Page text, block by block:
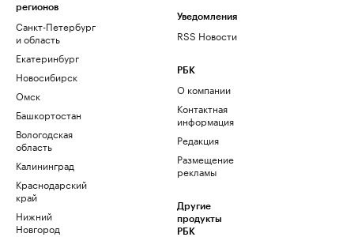
регионов
Санкт-Петербург
и область
Екатеринбург
Новосибирск
Омск
Башкортостан
Вологодская
область
Калининград
Краснодарский
край
Нижний
Новгород
Уведомления
RSS Новости
РБК
О компании
Контактная
информация
Редакция
Размещение
рекламы
Другие
продукты
РБК